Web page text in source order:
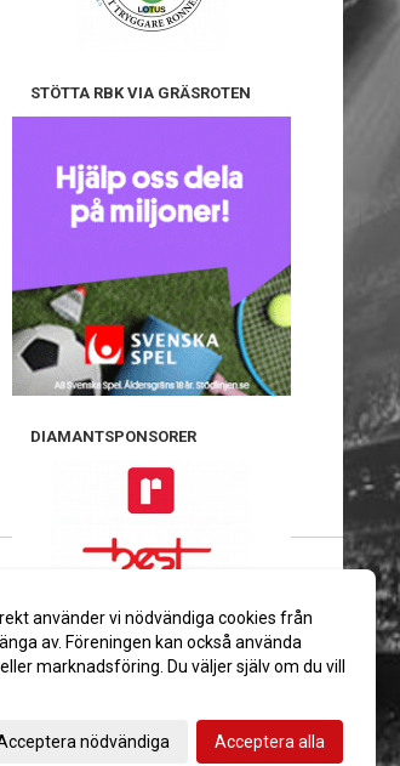
STÖTTA RBK VIA GRÄSROTEN
DIAMANTSPONSORER
GULDSPONSORER
använder vi nödvändiga cookies från
av. Föreningen kan också använda
marknadsföring. Du väljer själv om du vill
nödvändiga Acceptera alla